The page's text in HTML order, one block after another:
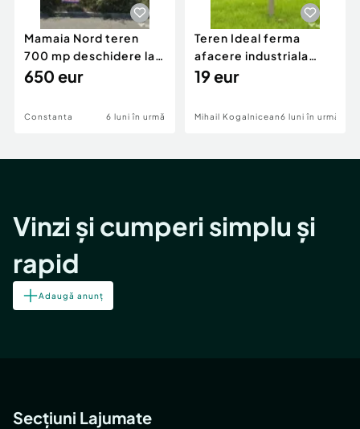
Mamaia Nord teren
700 mp deschidere la
D24 si D25
650 eur
Constanta 6 luni în urmă
Teren Ideal ferma
afacere industriala
deschidere 71 ml la
19 eur
Mihail Kogalniceanu6 luni în urmă
Vinzi și cumperi simplu și
rapid
Adaugă anunț
Secțiuni Lajumate